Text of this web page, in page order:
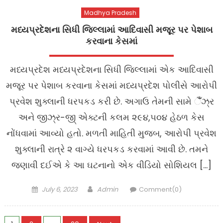
Madhya Pradesh
મધ્યપ્રદેશના સિધી જિલ્લામાં આદિવાસી મજૂર પર પેશાબ
કરવાના કેસમાં
મધ્યપ્રદેશ મધ્યપ્રદેશના સિધી જિલ્લામાં એક આદિવાસી
મજૂર પર પેશાબ કરવાના કેસમાં મધ્યપ્રદેશ પોલીસે આરોપી
પ્રવેશ શુક્લાની ધરપકડ કરી છે. અગાઉ તેમની સામે ૈંઁઝ્ર
અને જીઝ્ર-જી્‌ એક્ટની કલમ ૨૯૪,૫૦૪ હેઠળ કેસ
નોંધવામાં આવ્યો હતો. મળતી માહિતી મુજબ, આરોપી પ્રવેશ
શુક્લાની રાત્રે ૨ વાગ્યે ધરપકડ કરવામાં આવી છે. તમને
જણાવી દઈએ કે આ ઘટનાનો એક વીડિયો સોશિયલ […]
Posted
July 6, 2023 Author
Admin Comment(0)